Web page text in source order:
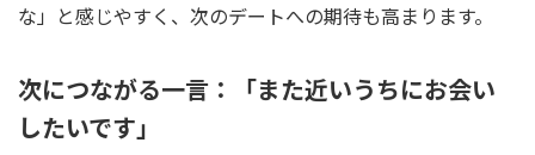
な」と感じやすく、次のデートへの期待も高まります。
次につながる一言：「また近いうちにお会い
したいです」